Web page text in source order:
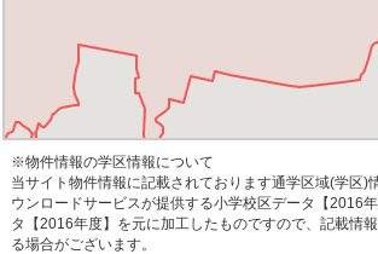
※物件情報の学区情報について
当サイト物件情報に記載されております通学区域(学区)
ウンロードサービスが提供する小学校区データ【2016
タ【2016年度】を元に加工したものですので、記載情
る場合がございます。